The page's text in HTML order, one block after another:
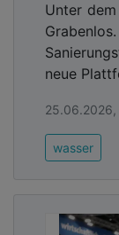
Unter
neue
25.06.2026,
wasser